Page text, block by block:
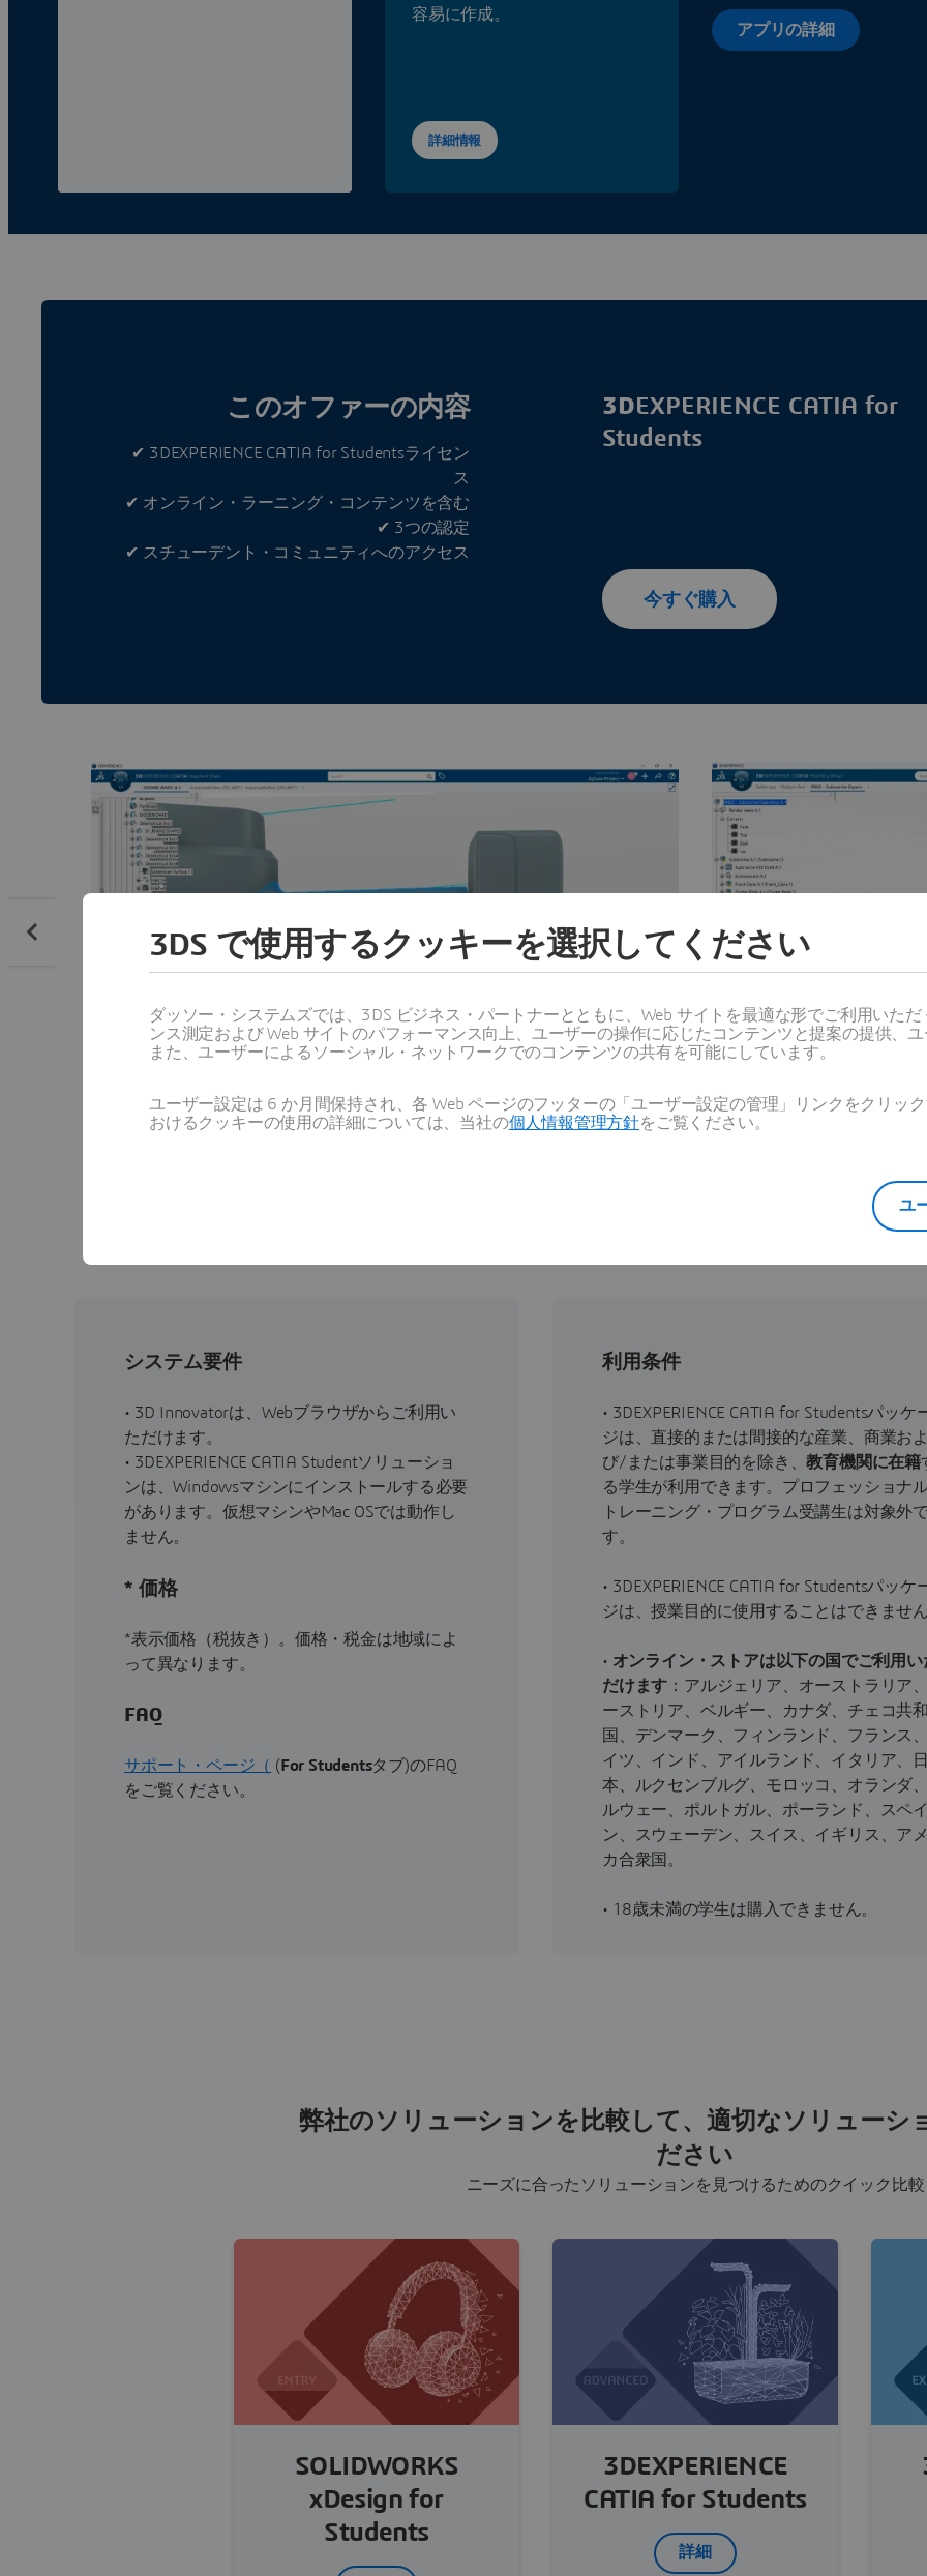
容易に作成。
詳細情報
アプリの詳細
このオファーの内容
✔ 3DEXPERIENCE CATIA for Studentsライセン
ス
✔ オンライン・ラーニング・コンテンツを含む
✔ 3つの認定
✔ スチューデント・コミュニティへのアクセス
3DEXPERIENCE CATIA for
Students
今すぐ購入
システム要件
• 3D Innovatorは、Webブラウザからご利用い
ただけます。
• 3DEXPERIENCE CATIA Studentソリューショ
ンは、Windowsマシンにインストールする必要
があります。仮想マシンやMac OSでは動作し
ません。
* 価格
*表示価格（税抜き）。価格・税金は地域によ
って異なります。
FAQ
サポート・ページ（ ( For Studentsタブ)のFAQ
をご覧ください。
利用条件
• 3DEXPERIENCE CATIA for Studentsパッケ
ジは、直接的または間接的な産業、商業およ
び/または事業目的を除き、教育機関に在籍
る学生が利用できます。プロフェッショナル
トレーニング・プログラム受講生は対象外
す。
• 3DEXPERIENCE CATIA for Studentsパッケ
ジは、授業目的に使用することはできません
• オンライン・ストアは以下の国でご利用い
だけます ：アルジェリア、オーストラリア
ーストリア、ベルギー、カナダ、チェコ共和
国、デンマーク、フィンランド、フランス
イツ、インド、アイルランド、イタリア、日
本、ルクセンブルグ、モロッコ、オランダ
ルウェー、ポルトガル、ポーランド、スペイ
ン、スウェーデン、スイス、イギリス、ア
カ合衆国。
• 18歳未満の学生は購入できません。
弊社のソリューションを比較して、適切なソリューシ
ださい
ニーズに合ったソリューションを見つけるためのクイック比較
SOLIDWORKS
xDesign for
Students
3DEXPERIENCE
CATIA for Students
詳細
3DS で使用するクッキーを選択してください
ダッソー・システムズでは、3DS ビジネス・パートナーとともに、Web サイトを最適な形でご利用いた
ンス測定および Web サイトのパフォーマンス向上、ユーザーの操作に応じたコンテンツと提案の提供、
また、ユーザーによるソーシャル・ネットワークでのコンテンツの共有を可能にしています。
ユーザー設定は 6 か月間保持され、各 Web ページのフッターの「ユーザー設定の管理」リンクをクリッ
おけるクッキーの使用の詳細については、当社の個人情報管理方針をご覧ください。
ユ